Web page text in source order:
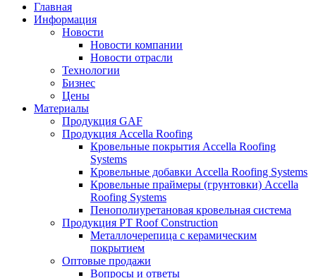
Главная
Информация
Новости
Новости компании
Новости отрасли
Технологии
Бизнес
Цены
Материалы
Продукция GAF
Продукция Accella Roofing
Кровельные покрытия Accella Roofing
Systems
Кровельные добавки Accella Roofing Systems
Кровельные праймеры (грунтовки) Accella
Roofing Systems
Пенополиуретановая кровельная система
Продукция PT Roof Construction
Металлочерепица с керамическим
покрытием
Оптовые продажи
Вопросы и ответы